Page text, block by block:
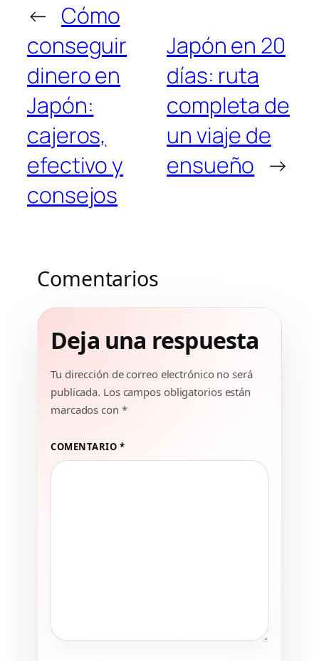
← Cómo
conseguir
dinero en
Japón:
cajeros,
efectivo y
consejos
Japón en 20
días: ruta
completa de
un viaje de
ensueño →
Comentarios
Deja una respuesta
Tu dirección de correo electrónico no será
publicada. Los campos obligatorios están
marcados con *
COMENTARIO *